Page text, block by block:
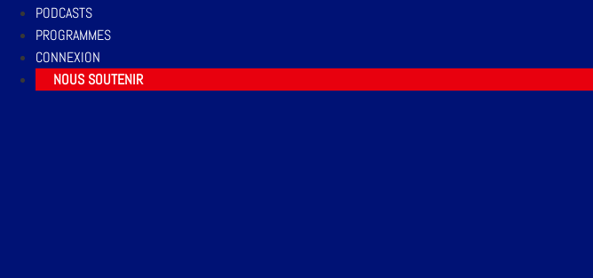
PODCASTS
PROGRAMMES
CONNEXION
NOUS SOUTENIR